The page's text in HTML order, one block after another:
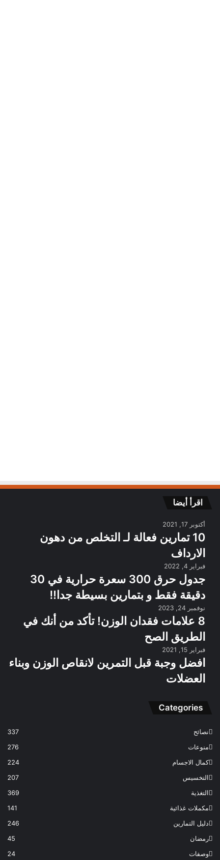
اقرأ أيضا
أكتوبر 17, 2021
10 تمارين فعالة لـ التخلص من دهون
الارداف
فبراير 4, 2022
جدول حرق 300 سعرة حرارية في 30
دقيقة فقط و بتمارين بسيطة جدا!!
نوفمبر 24, 2023
8 علامات فقدان الوزن! تأكد من أنك في
الطريق الصح
فبراير 15, 2021
افضل وجبة قبل التمرين لانقاص الوزن وبناء
العضلات
Categories
نصائح
337
منوعات
276
كمال الاجسام
224
التخسيس
207
التغذية
369
مكملات غذائية
141
دليل التمارين
246
رمضان
45
وصفات
24